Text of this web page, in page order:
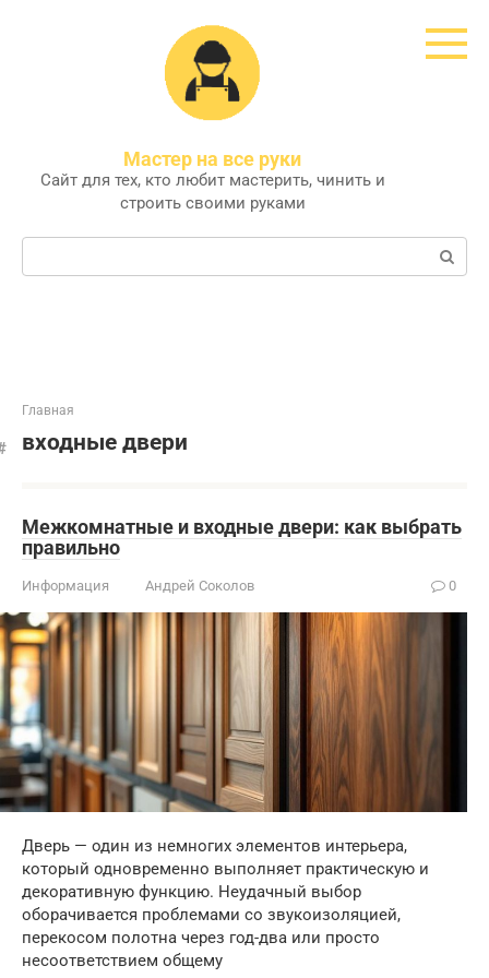
Мастер на все руки
Сайт для тех, кто любит мастерить, чинить и
строить своими руками
Поиск:
Главная
входные двери
Межкомнатные и входные двери: как выбрать
правильно
Информация Андрей Соколов 0
Дверь — один из немногих элементов интерьера,
который одновременно выполняет практическую и
декоративную функцию. Неудачный выбор
оборачивается проблемами со звукоизоляцией,
перекосом полотна через год-два или просто
несоответствием общему